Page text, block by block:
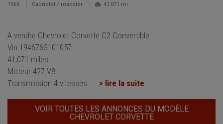
1966 Cabriolet / roadster 41 071 mi
A vendre Chevrolet Corvette C2 Convertible
Vin 194676S101057
41,071 miles
Moteur 427 V8
Transmission 4 vitesses
> lire la suite
VOIR TOUTES LES ANNONCES DU MODÈLE
CHEVROLET CORVETTE